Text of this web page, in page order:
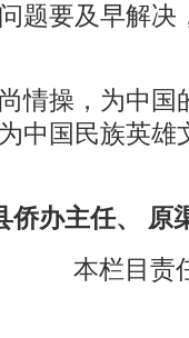
题要及早解决
操，为中国
中国民族英雄
侨办主任、 原
本栏目责